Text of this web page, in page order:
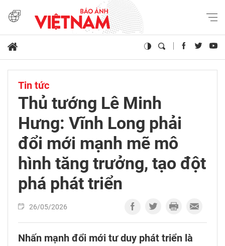
Tin tức
Thủ tướng Lê Minh
Hưng: Vĩnh Long phải
đổi mới mạnh mẽ mô
hình tăng trưởng, tạo đột
phá phát triển
26/05/2026
Nhấn mạnh đổi mới tư duy phát triển là